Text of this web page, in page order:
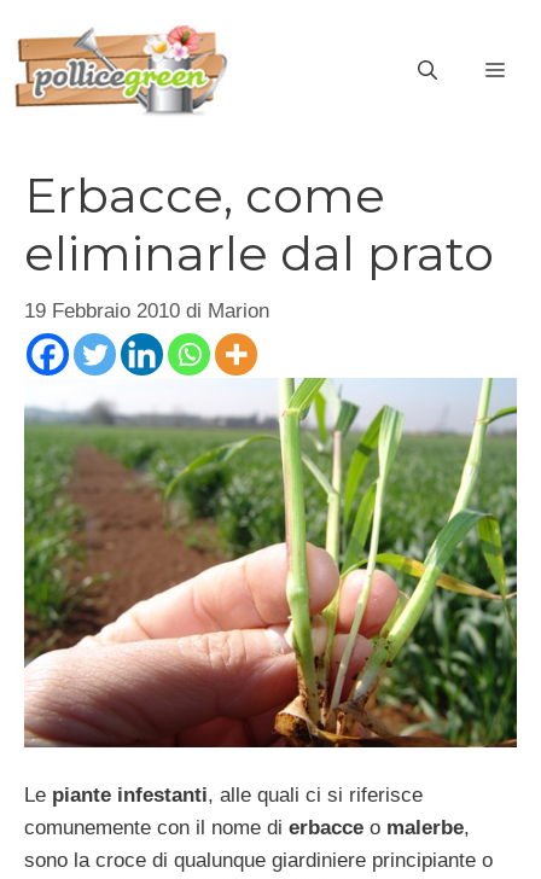
contenuto
Erbacce, come
eliminarle dal prato
19 Febbraio 2010 di Marion
Le piante infestanti, alle quali ci si riferisce
comunemente con il nome di erbacce o malerbe,
sono la croce di qualunque giardiniere principiante o